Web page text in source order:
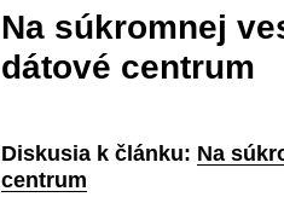
Na súkromnej
dátové centrum
Diskusia k článku: Na
centrum